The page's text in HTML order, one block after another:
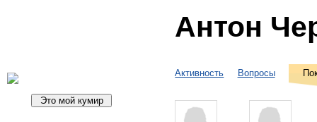
Антон
Активность Вопросы